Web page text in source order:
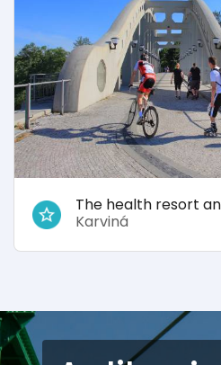
Karviná